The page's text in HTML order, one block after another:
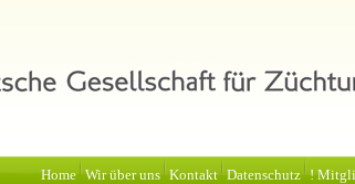
Home Wir über uns Kontakt Datenschutz !